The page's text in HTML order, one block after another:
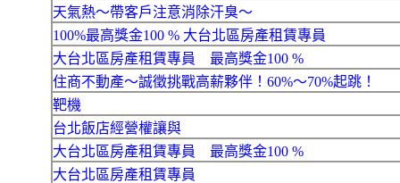
天氣熱～帶客戶注意消除汗臭～
100%最高獎金100 % 大台北區房產租賃專員
大台北區房產租賃專員 最高獎金100 %
住商不動產～誠徵挑戰高薪夥伴！60%～70%起跳！
靶機
台北飯店經營權讓與
大台北區房產租賃專員 最高獎金100 %
大台北區房產租賃專員